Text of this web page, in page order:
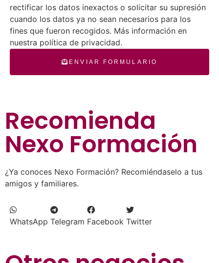
rectificar los datos inexactos o solicitar su supresión
cuando los datos ya no sean necesarios para los
fines que fueron recogidos. Más información en
nuestra política de privacidad.
ENVIAR FORMULARIO
Recomienda
Nexo Formación
¿Ya conoces Nexo Formación? Recomiéndaselo a tus
amigos y familiares.
WhatsApp Telegram Facebook Twitter